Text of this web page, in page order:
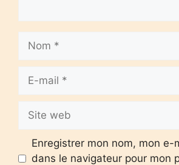
mail
web
Enregistrer mon nom, mon e-
dans le navigateur pour mon